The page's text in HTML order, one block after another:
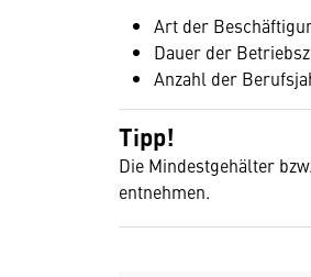
Art der
Dauer der
Anzahl der
Tipp!
Die Mindestgehälter
entnehmen.